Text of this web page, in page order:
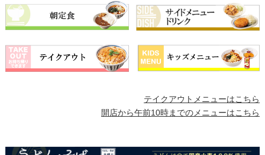
テイクアウトメニューはこちら
開店から午前10時までのメニューはこちら